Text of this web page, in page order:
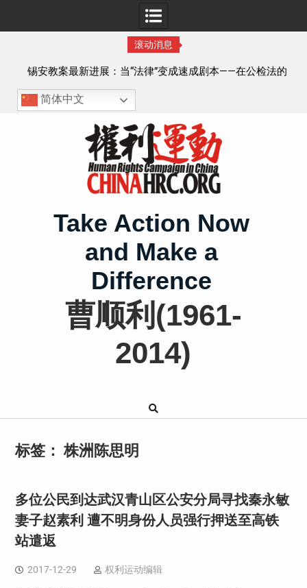
滚动消息
锡安教案最新进展：当“法律”变成速成剧本——在公检法的
眼里，法律到底是什么？
简体中文
Take Action Now
and Make a
Difference
曹顺利(1961-
2014)
标签：株洲陈思明
多位公民到达武汉青山区公安分局寻找秦永敏
妻子赵素利 遭不明身份人员强行押送至高铁
站遣返
2017-12-29 权利运动编辑